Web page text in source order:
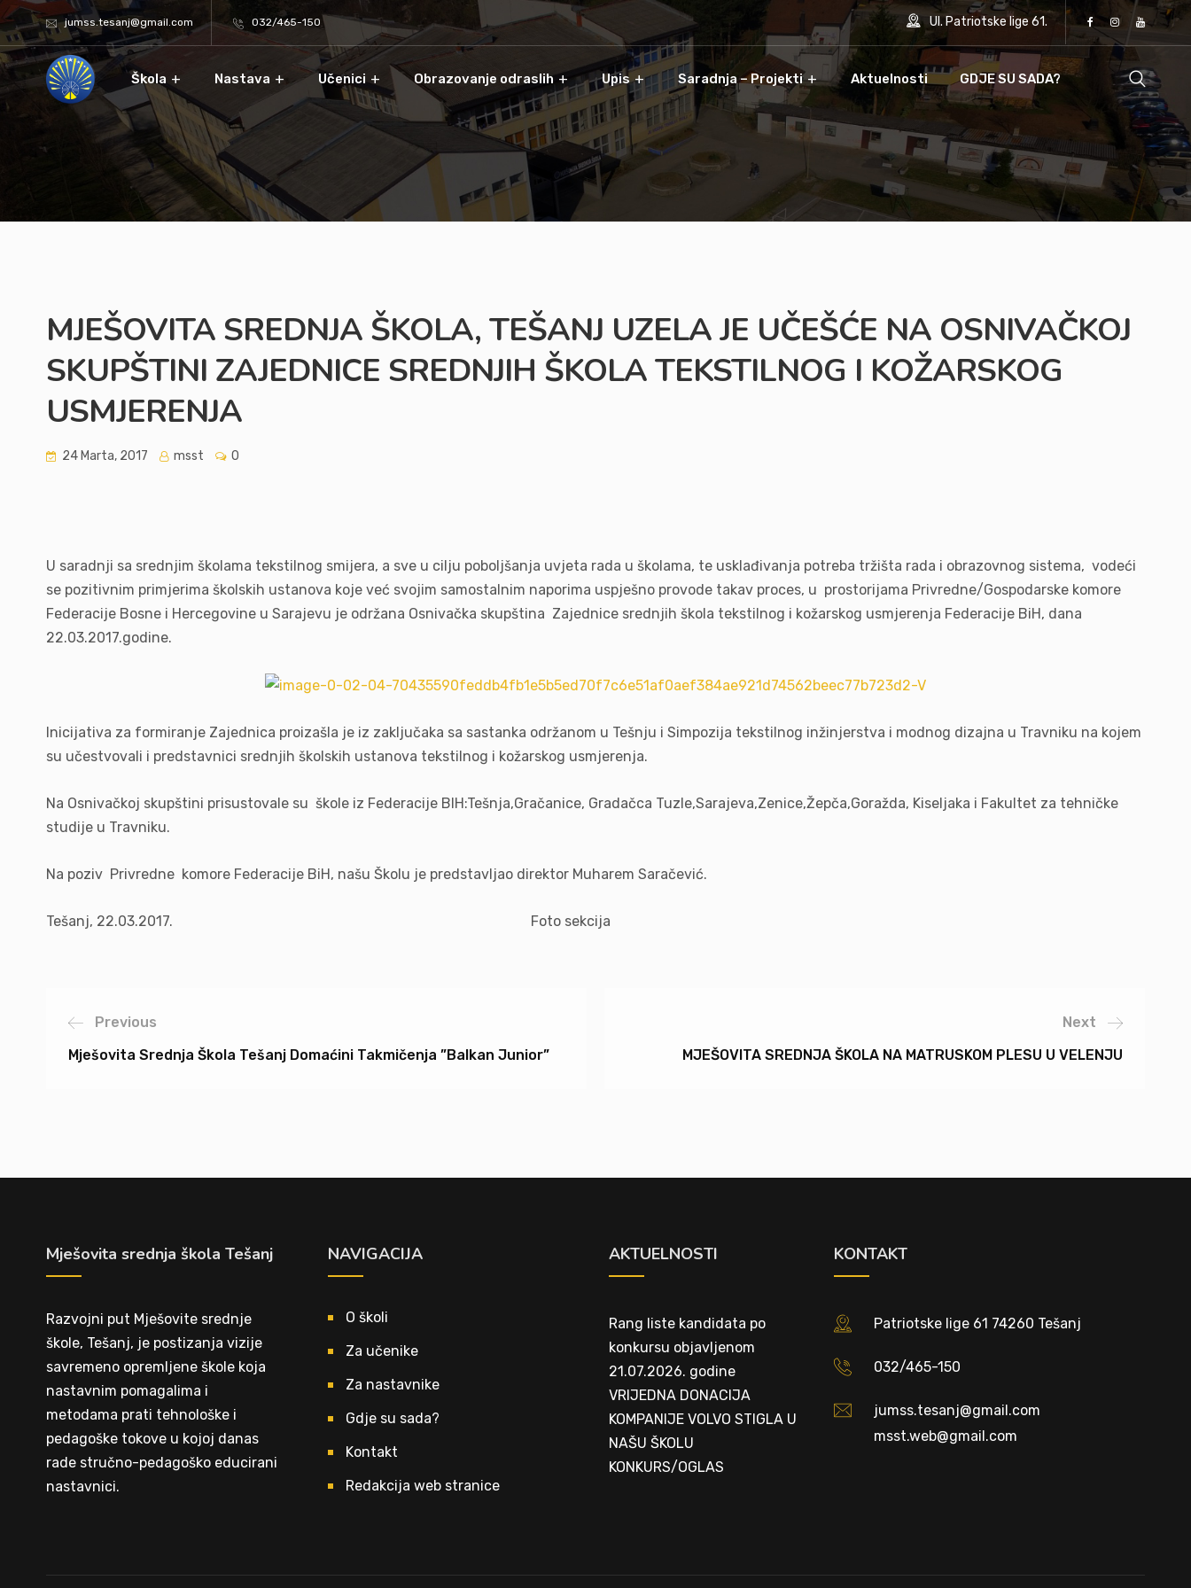
jumss.tesanj@gmail.com 032/465-150 Ul. Patriotske lige 61.
Škola Nastava Učenici Obrazovanje odraslih Upis Saradnja – Projekti Aktuelnosti GDJE SU SADA?
MJEŠOVITA SREDNJA ŠKOLA, TEŠANJ UZELA JE UČEŠĆE NA OSNIVAČKOJ
SKUPŠTINI ZAJEDNICE SREDNJIH ŠKOLA TEKSTILNOG I KOŽARSKOG
USMJERENJA
24 Marta, 2017 msst 0
U saradnji sa srednjim školama tekstilnog smijera, a sve u cilju poboljšanja uvjeta rada u školama, te usklađivanja potreba tržišta rada i obrazovnog sistema, vodeći
se pozitivnim primjerima školskih ustanova koje već svojim samostalnim naporima uspješno provode takav proces, u prostorijama Privredne/Gospodarske komore
Federacije Bosne i Hercegovine u Sarajevu je održana Osnivačka skupština Zajednice srednjih škola tekstilnog i kožarskog usmjerenja Federacije BiH, dana
22.03.2017.godine.
Inicijativa za formiranje Zajednica proizašla je iz zaključaka sa sastanka održanom u Tešnju i Simpozija tekstilnog inžinjerstva i modnog dizajna u Travniku na kojem
su učestvovali i predstavnici srednjih školskih ustanova tekstilnog i kožarskog usmjerenja.
Na Osnivačkoj skupštini prisustovale su škole iz Federacije BIH:Tešnja,Gračanice, Gradačca Tuzle,Sarajeva,Zenice,Žepča,Goražda, Kiseljaka i Fakultet za tehničke
studije u Travniku.
Na poziv Privredne komore Federacije BiH, našu Školu je predstavljao direktor Muharem Saračević.
Tešanj, 22.03.2017. Foto sekcija
Previous
Mješovita Srednja Škola Tešanj Domaćini Takmičenja ”Balkan Junior”
Next
MJEŠOVITA SREDNJA ŠKOLA NA MATRUSKOM PLESU U VELENJU
Mješovita srednja škola Tešanj
Razvojni put Mješovite srednje
škole, Tešanj, je postizanja vizije
savremeno opremljene škole koja
nastavnim pomagalima i
metodama prati tehnološke i
pedagoške tokove u kojoj danas
rade stručno-pedagoško educirani
nastavnici.
NAVIGACIJA
O školi
Za učenike
Za nastavnike
Gdje su sada?
Kontakt
Redakcija web stranice
AKTUELNOSTI
Rang liste kandidata po
konkursu objavljenom
21.07.2026. godine
VRIJEDNA DONACIJA
KOMPANIJE VOLVO STIGLA U
NAŠU ŠKOLU
KONKURS/OGLAS
KONTAKT
Patriotske lige 61 74260 Tešanj
032/465-150
jumss.tesanj@gmail.com
msst.web@gmail.com